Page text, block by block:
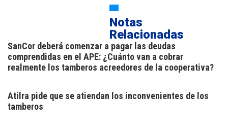
Notas
Relacionadas
SanCor deberá comenzar a pagar las deudas
comprendidas en el APE: ¿Cuánto van a cobrar
realmente los tamberos acreedores de la cooperativa?
Atilra pide que se atiendan los inconvenientes de los
tamberos